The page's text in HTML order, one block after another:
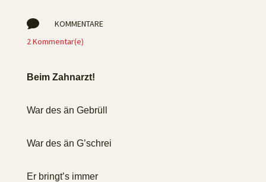

KOMMENTARE
2 Kommentar(e)
Beim Zahnarzt!
War des än Gebrüll
War des än G’schrei
Er bringt’s immer